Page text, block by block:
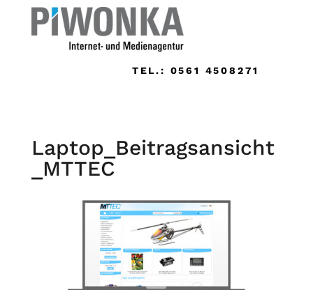
TEL.: 0561 4508271
Laptop_Beitragsansicht
_MTTEC